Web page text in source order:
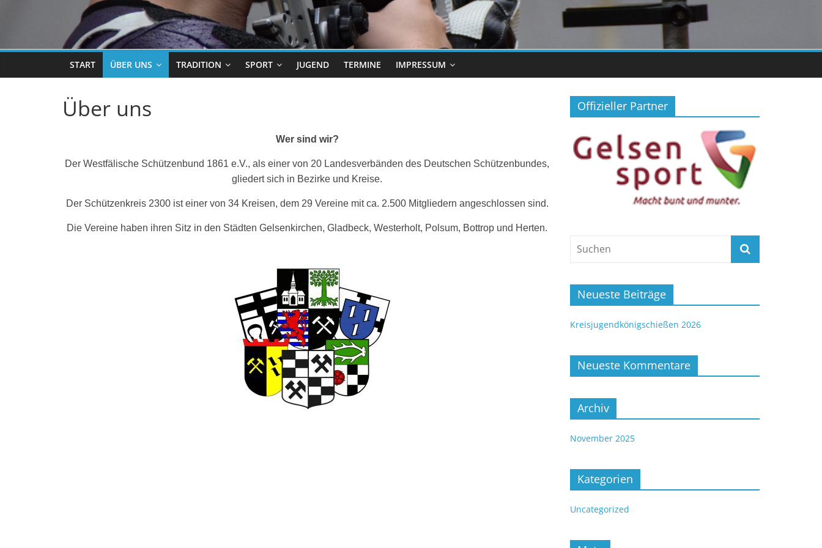
START ÜBER UNS TRADITION SPORT JUGEND TERMINE IMPRESSUM
Über uns
Wer sind wir?
Der Westfälische Schützenbund 1861 e.V., als einer von 20 Landesverbänden des Deutschen Schützenbundes,
gliedert sich in Bezirke und Kreise.
Der Schützenkreis 2300 ist einer von 34 Kreisen, dem 29 Vereine mit ca. 2.500 Mitgliedern angeschlossen sind.
Die Vereine haben ihren Sitz in den Städten Gelsenkirchen, Gladbeck, Westerholt, Polsum, Bottrop und Herten.
Offizieller Partner
Neueste Beiträge
Kreisjugendkönigschießen 2026
Neueste Kommentare
Archiv
November 2025
Kategorien
Uncategorized